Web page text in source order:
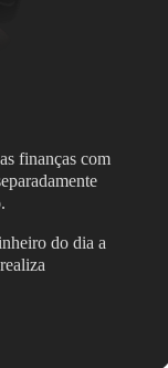
finanças com
do dia a